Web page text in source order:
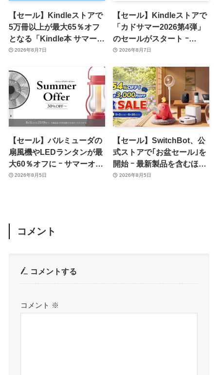
【セール】Kindleストアで
5万冊以上が最大65％オフ
となる「Kindle本 サマーセ
ール第2弾」がスタート
2026年8月7日
【セール】Kindleストアで
「カドサマー2026第4弾」
のセールがスタート ｰ
KADOKAWAのKindle本
フに
2026年8月7日
【セール】バルミューダの
扇風機やLEDランタンが最
大60％オフに ｰ サマーオフ
ァーのセール開催中
2026年8月5日
【セール】SwitchBot、公
式ストアで｢お盆セール｣を
開始 ｰ 最新製品を含むほぼ
全品が最大54％オフに
2026年8月5日
コメント
コメントする
コメント ※